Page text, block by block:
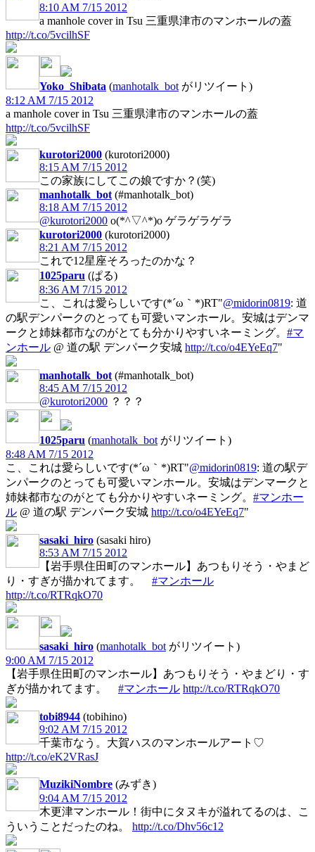
8:10 AM 7/15 2012
a manhole cover in Tsu 三重県津市のマンホールの蓋
http://t.co/5vcilhSF
Yoko_Shibata (manhotalk_bot がリツイート)
8:12 AM 7/15 2012
a manhole cover in Tsu 三重県津市のマンホールの蓋
http://t.co/5vcilhSF
kurotori2000 (kurotori2000)
8:15 AM 7/15 2012
この家族にしてこの娘ですか？(笑)
manhotalk_bot (#manhotalk_bot)
8:18 AM 7/15 2012
@kurotori2000 o(*^▽^*)o ゲラゲラゲラ
kurotori2000 (kurotori2000)
8:21 AM 7/15 2012
これで12星座そろったのかな？
1025paru (ぱる)
8:36 AM 7/15 2012
こ、これは愛らしいです(*´ω｀*)RT"@midorin0819: 道
の駅デンパークのとっても可愛いマンホール。安城はデンマ
ークと姉妹都市なのがとても分かりやすいネーミング。 #マ
ンホール @ 道の駅 デンパーク安城 http://t.co/o4EYeEq7"
manhotalk_bot (#manhotalk_bot)
8:45 AM 7/15 2012
@kurotori2000 ？？？
1025paru (manhotalk_bot がリツイート)
8:48 AM 7/15 2012
こ、これは愛らしいです(*´ω｀*)RT"@midorin0819: 道の駅デ
ンパークのとっても可愛いマンホール。安城はデンマークと
姉妹都市なのがとても分かりやすいネーミング。 #マンホー
ル @ 道の駅 デンパーク安城 http://t.co/o4EYeEq7"
sasaki_hiro (sasaki hiro)
8:53 AM 7/15 2012
【岩手県住田町のマンホール】あつもりそう・やまど
り・すぎが描かれてます。 #マンホール
http://t.co/RTRqkO70
sasaki_hiro (manhotalk_bot がリツイート)
9:00 AM 7/15 2012
【岩手県住田町のマンホール】あつもりそう・やまどり・す
ぎが描かれてます。 #マンホール http://t.co/RTRqkO70
tobi8944 (tobihino)
9:02 AM 7/15 2012
千葉市なう。大賀ハスのマンホールアート♡
http://t.co/eK2VRasJ
MuzikiNombre (みずき)
9:04 AM 7/15 2012
木更津マンホール！街中にタヌキが溢れてるのは、こ
ういうことだったのね。 http://t.co/Dhv56c12